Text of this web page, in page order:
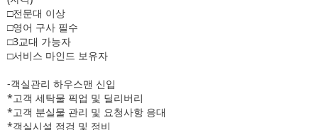
□전문대 이상
□영어 구사 필수
□3교대 가능자
□서비스 마인드 보유자
-객실관리 하우스맨 신입
*고객 세탁물 픽업 및 딜리버리
*고객 분실물 관리 및 요청사항 응대
*객실시설 점검 및 정비